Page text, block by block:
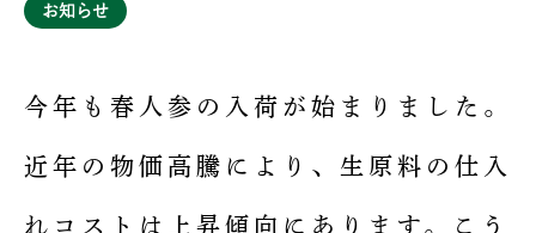
お知らせ
今年も春人参の入荷が始まりました。
近年の物価高騰により、生原料の仕入
れコストは上昇傾向にあります。こう